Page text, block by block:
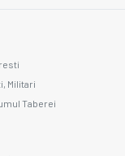
Militari
Taberei